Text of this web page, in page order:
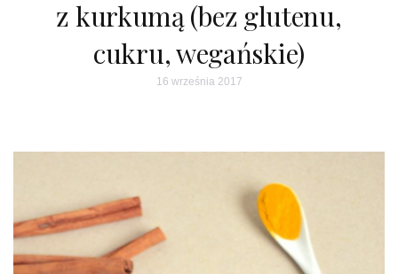
z kurkumą (bez glutenu,
cukru, wegańskie)
16 września 2017